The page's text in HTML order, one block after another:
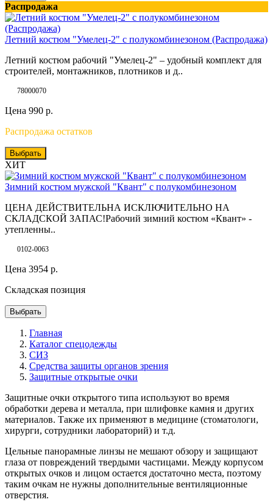
Распродажа
Летний костюм "Умелец-2" с полукомбинезоном (Распродажа)
Летний костюм рабочий "Умелец-2" – удобный комплект для
строителей, монтажников, плотников и д..
78000070
Цена 990 р.
Распродажа остатков
Выбрать
ХИТ
Зимний костюм мужской "Квант" с полукомбинезоном
ЦЕНА ДЕЙСТВИТЕЛЬНА ИСКЛЮЧИТЕЛЬНО НА
СКЛАДСКОЙ ЗАПАС!Рабочий зимний костюм «Квант» -
утепленны..
0102-0063
Цена 3954 р.
Складская позиция
Выбрать
Главная
Каталог спецодежды
СИЗ
Средства защиты органов зрения
Защитные открытые очки
Защитные очки открытого типа используют во время
обработки дерева и металла, при шлифовке камня и других
материалов. Также их применяют в медицине (стоматологи,
хирурги, сотрудники лабораторий) и т.д.
Цельные панорамные линзы не мешают обзору и защищают
глаза от повреждений твердыми частицами. Между корпусом
открытых очков и лицом остается достаточно места, поэтому
таким очкам не нужны дополнительные вентиляционные
отверстия.